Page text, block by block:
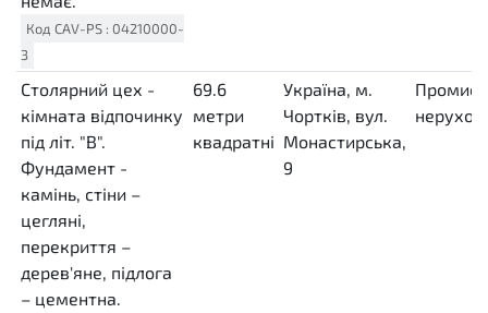
Код CAV-PS : 04210000-
3
Столярний цех -
кімната відпочинку
під літ. "В".
Фундамент -
камінь, стіни –
цегляні,
перекриття –
дерев'яне, підлога
– цементна.
69.6
метри
квадратні
Україна, м.
Чортків, вул.
Монастирська,
9